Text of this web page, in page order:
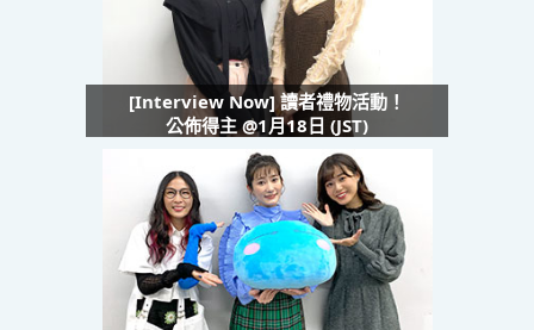
[Interview Now] 讀者禮物活動！
公佈得主 @1月18日 (JST)